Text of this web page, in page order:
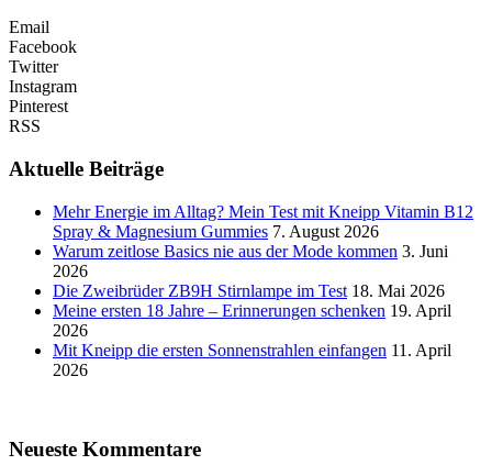
Email
Facebook
Twitter
Instagram
Pinterest
RSS
Aktuelle Beiträge
Mehr Energie im Alltag? Mein Test mit Kneipp Vitamin B12
Spray & Magnesium Gummies 7. August 2026
Warum zeitlose Basics nie aus der Mode kommen 3. Juni
2026
Die Zweibrüder ZB9H Stirnlampe im Test 18. Mai 2026
Meine ersten 18 Jahre – Erinnerungen schenken 19. April
2026
Mit Kneipp die ersten Sonnenstrahlen einfangen 11. April
2026
Neueste Kommentare